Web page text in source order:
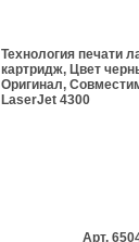
Технология печати
картридж, Цвет
Оригинал,
LaserJet 4300
Арт.